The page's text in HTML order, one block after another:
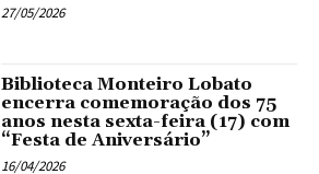
27/05/2026
Biblioteca Monteiro Lobato
encerra comemoração dos 75
anos nesta sexta-feira (17) com
“Festa de Aniversário”
16/04/2026